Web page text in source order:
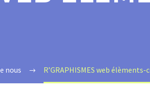
nous R’GRAPHISMES web